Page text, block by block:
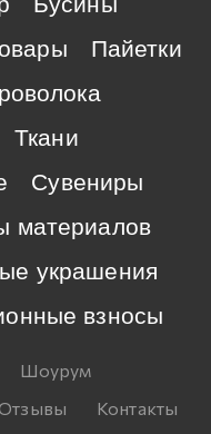
Пайетки
Ткани
Сувениры
материалов
украшения
взносы
Шоурум
Контакты